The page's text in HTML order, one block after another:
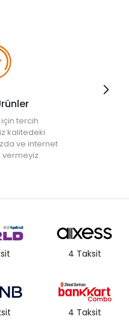
tercih
kalitedeki
ve internet
4 Taksit
4 Taksit